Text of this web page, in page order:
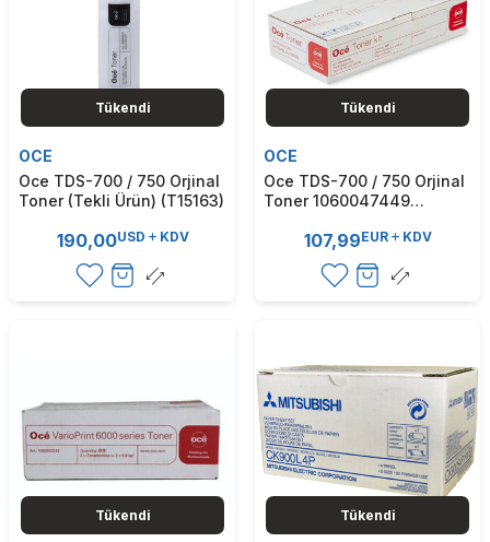
Tükendi
OCE
Oce TDS-700 / 750 Orjinal
Toner (Tekli Ürün) (T15163)
190,00USD KDV
Tükendi
OCE
Oce TDS-700 / 750 Orjinal
Toner 1060047449
107,99EUR KDV
Tükendi Tükendi